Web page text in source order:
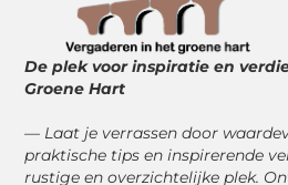
De plek voor inspiratie en
Groene Hart
— Laat je verrassen door
praktische tips en inspirerende
rustige en overzichtelijke plek.